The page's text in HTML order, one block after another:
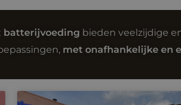
batterijvoeding bieden veelzijdige
met onafhankelijke en